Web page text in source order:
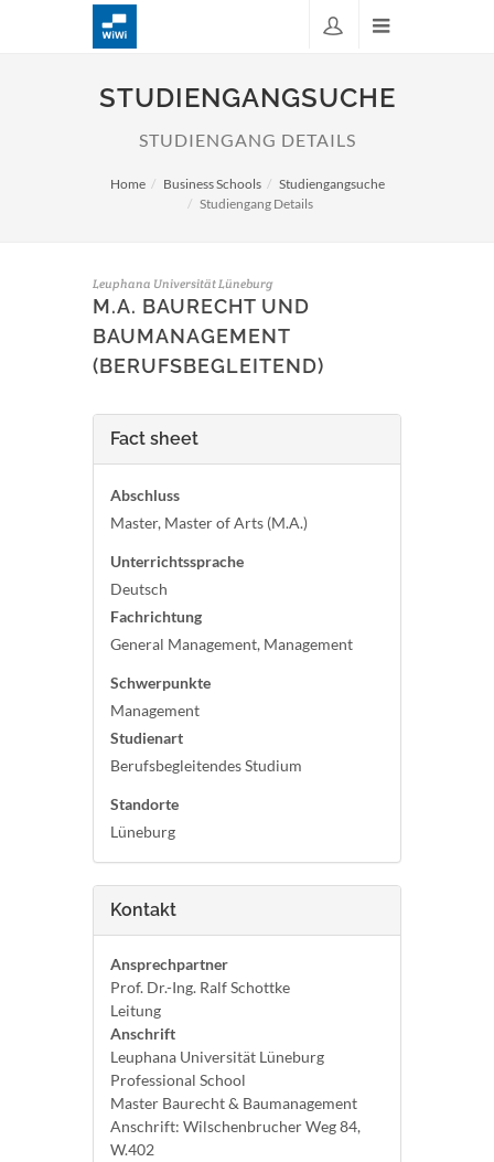
STUDIENGANGSUCHE
STUDIENGANG DETAILS
Home Business Schools
Studiengangsuche
Studiengang Details
Leuphana Universität Lüneburg
M.A. BAURECHT UND
BAUMANAGEMENT
(BERUFSBEGLEITEND)
Fact sheet
Abschluss
Master, Master of Arts (M.A.)
Unterrichtssprache
Deutsch
Fachrichtung
General Management, Management
Schwerpunkte
Management
Studienart
Berufsbegleitendes Studium
Standorte
Lüneburg
Kontakt
Ansprechpartner
Prof. Dr.-Ing. Ralf Schottke
Leitung
Anschrift
Leuphana Universität Lüneburg
Professional School
Master Baurecht & Baumanagement
Anschrift: Wilschenbrucher Weg 84,
W.402